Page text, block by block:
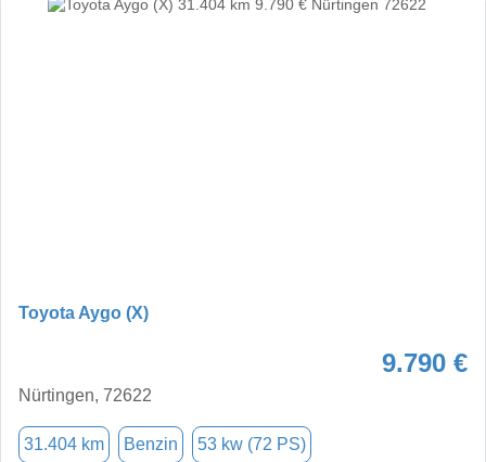
Toyota Aygo (X)
9.790 €
Nürtingen, 72622
31.404 km Benzin 53 kw (72 PS)